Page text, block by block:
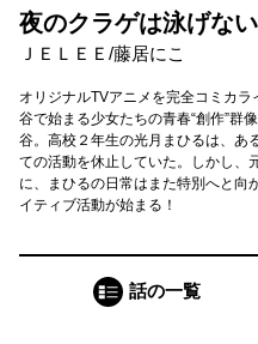
夜のクラゲは泳げない
ＪＥＬＥＥ /藤居にこ
オリジナルTVアニメを完全コミカ
谷で始まる少女たちの青春“創作”群
谷。高校２年生の光月まひるは、あ
ての活動を休止していた。しかし、
に、まひるの日常はまた特別へと
イティブ活動が始まる！
話の一覧